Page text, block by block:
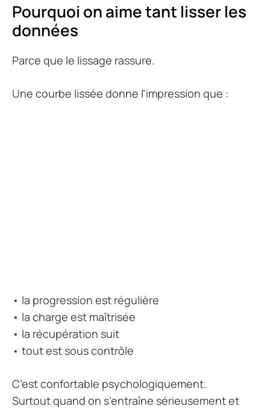
Pourquoi on aime tant lisser les
données
Parce que le lissage rassure.
Une courbe lissée donne l’impression que :
• la progression est régulière
• la charge est maîtrisée
• la récupération suit
• tout est sous contrôle
C’est confortable psychologiquement.
Surtout quand on s’entraîne sérieusement et